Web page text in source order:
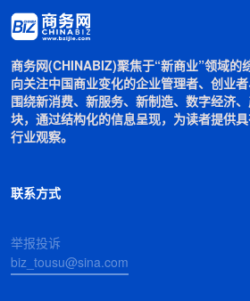
商务网(CHINABIZ)聚焦于“新商业”领域的
向关注中国商业变化的企业管理者、创业
围绕新消费、新服务、新制造、数字经济
块，通过结构化的信息呈现，为读者提供
行业观察。
联系方式
举报投诉
biz_tousu@sina.com